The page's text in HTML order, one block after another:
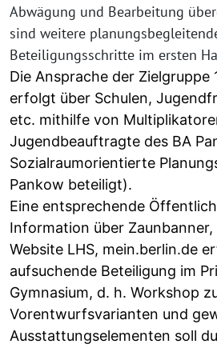
Abwägung und Bearbeitung
sind weitere
Beteiligungsschritte im ersten
Die Ansprache der Zielgruppe
erfolgt über Schulen,
etc. mithilfe von
Jugendbeauftragte des BA
Sozialraumorientierte
Pankow beteiligt).
Eine entsprechende
Information über Zaunbanner,
Website LHS, mein.berlin.de
aufsuchende Beteiligung im
Gymnasium, d. h. Workshop
Vorentwurfsvarianten und
Ausstattungselementen soll